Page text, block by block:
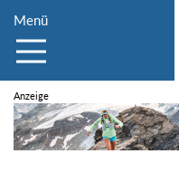
Menü